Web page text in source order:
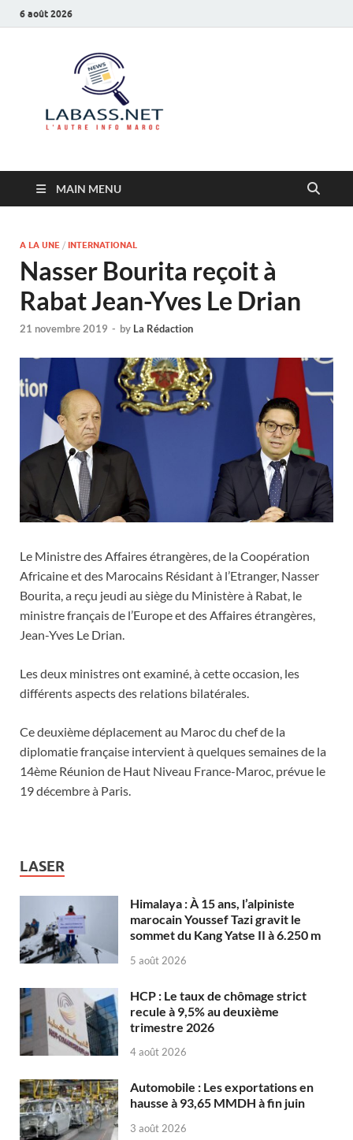
6 août 2026
MAIN MENU
A LA UNE / INTERNATIONAL
Nasser Bourita reçoit à
Rabat Jean-Yves Le Drian
21 novembre 2019 - by La Rédaction
Le Ministre des Affaires étrangères, de la Coopération
Africaine et des Marocains Résidant à l’Etranger, Nasser
Bourita, a reçu jeudi au siège du Ministère à Rabat, le
ministre français de l’Europe et des Affaires étrangères,
Jean-Yves Le Drian.
Les deux ministres ont examiné, à cette occasion, les
différents aspects des relations bilatérales.
Ce deuxième déplacement au Maroc du chef de la
diplomatie française intervient à quelques semaines de la
14ème Réunion de Haut Niveau France-Maroc, prévue le
19 décembre à Paris.
LASER
Himalaya : À 15 ans, l’alpiniste
marocain Youssef Tazi gravit le
sommet du Kang Yatse II à 6.250 m
5 août 2026
HCP : Le taux de chômage strict
recule à 9,5% au deuxième
trimestre 2026
4 août 2026
Automobile : Les exportations en
hausse à 93,65 MMDH à fin juin
3 août 2026